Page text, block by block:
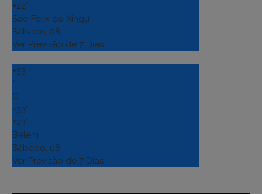
+22°
Sao Felix do Xingu
Sábado, 08
Ver Previsão de 7 Dias
+33
°
C
+33°
+23°
Belém
Sábado, 08
Ver Previsão de 7 Dias